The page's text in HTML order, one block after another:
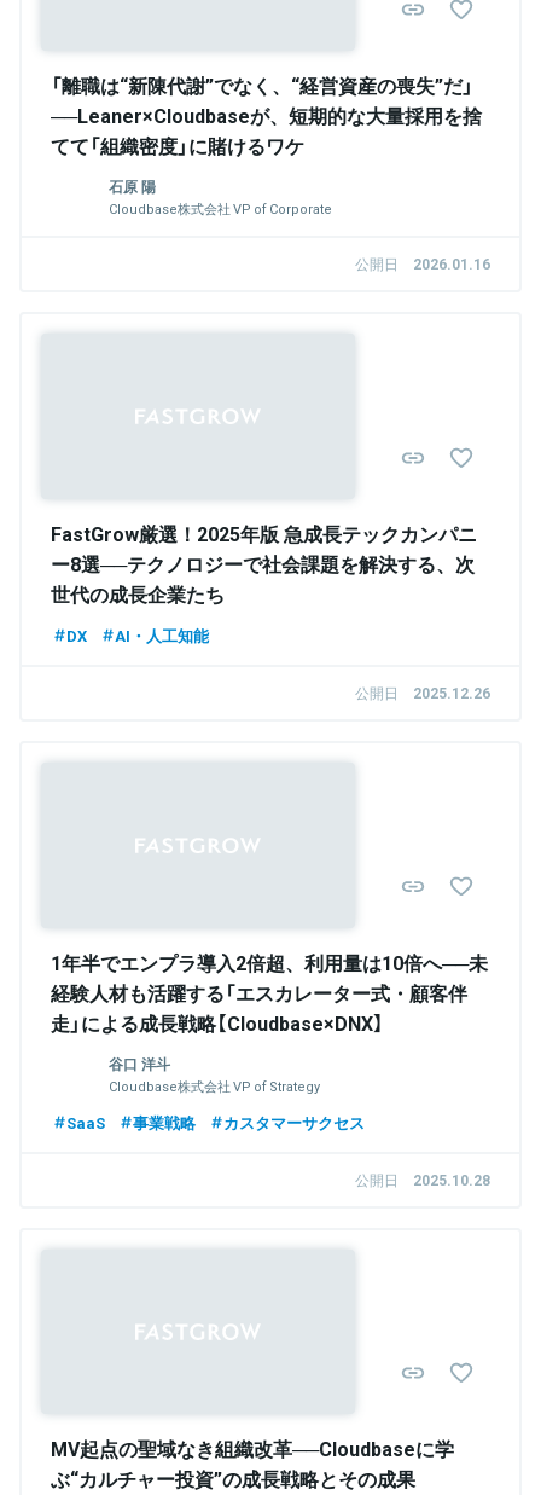
「離職は“新陳代謝”でなく、“経営資産の喪失”だ」
──Leaner×Cloudbaseが、短期的な大量採用を捨
てて「組織密度」に賭けるワケ
石原 陽
Cloudbase株式会社 VP of Corporate
公開日 2026.01.16
FastGrow厳選！2025年版 急成長テックカンパニ
ー8選──テクノロジーで社会課題を解決する、次
世代の成長企業たち
DX AI・人工知能
公開日 2025.12.26
1年半でエンプラ導入2倍超、利用量は10倍へ──未
経験人材も活躍する「エスカレーター式・顧客伴
走」による成長戦略【Cloudbase×DNX】
谷口 洋斗
Cloudbase株式会社 VP of Strategy
SaaS 事業戦略 カスタマーサクセス
公開日 2025.10.28
MV起点の聖域なき組織改革──Cloudbaseに学
ぶ“カルチャー投資”の成長戦略とその成果